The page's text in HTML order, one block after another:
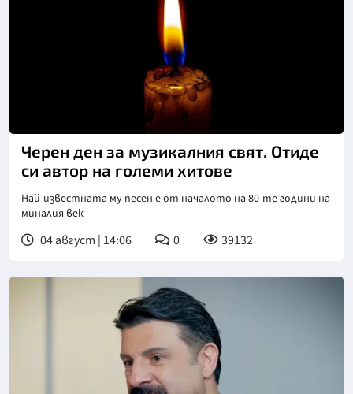
Черен ден за музикалния свят. Отиде
си автор на големи хитове
Най-известната му песен е от началото на 80-те години на
миналия век
04 август | 14:06 0 39132